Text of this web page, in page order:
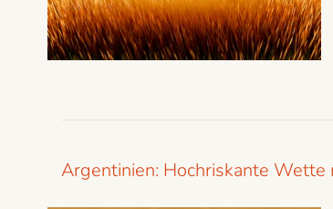
Argentinien: Hochriskante